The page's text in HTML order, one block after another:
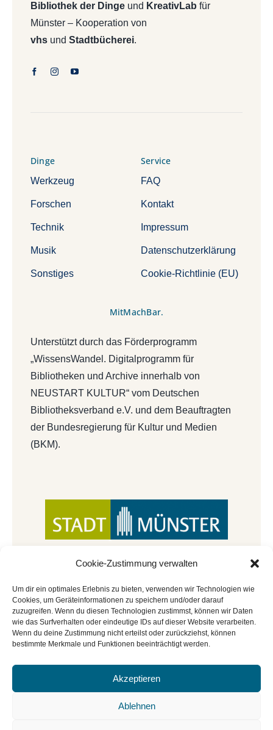
Cookie-Zustimmung verwalten
Um dir ein optimales Erlebnis zu bieten, verwenden wir Technologien wie
Cookies, um Geräteinformationen zu speichern und/oder darauf
zuzugreifen. Wenn du diesen Technologien zustimmst, können wir Daten
wie das Surfverhalten oder eindeutige IDs auf dieser Website verarbeiten.
Wenn du deine Zustimmung nicht erteilst oder zurückziehst, können
bestimmte Merkmale und Funktionen beeinträchtigt werden.
Akzeptieren
Ablehnen
Bibliothek der Dingeund KreativLab für
Münster – Kooperation von
vhsund Stadtbücherei.
Dinge
Werkzeug
Forschen
Technik
Musik
Sonstiges
Service
FAQ
Kontakt
Impressum
Datenschutzerklärung
Cookie-Richtlinie (EU)
MitMachBar.
Unterstützt durch das Förderprogramm
„WissensWandel. Digitalprogramm für
Bibliotheken und Archive innerhalb von
NEUSTART KULTUR“ vom Deutschen
Bibliotheksverband e.V. und dem Beauftragten
der Bundesregierung für Kultur und Medien
(BKM).
© Copyright 2022 - 2026 | Mitmachbar der
Cookie-Richtlinie